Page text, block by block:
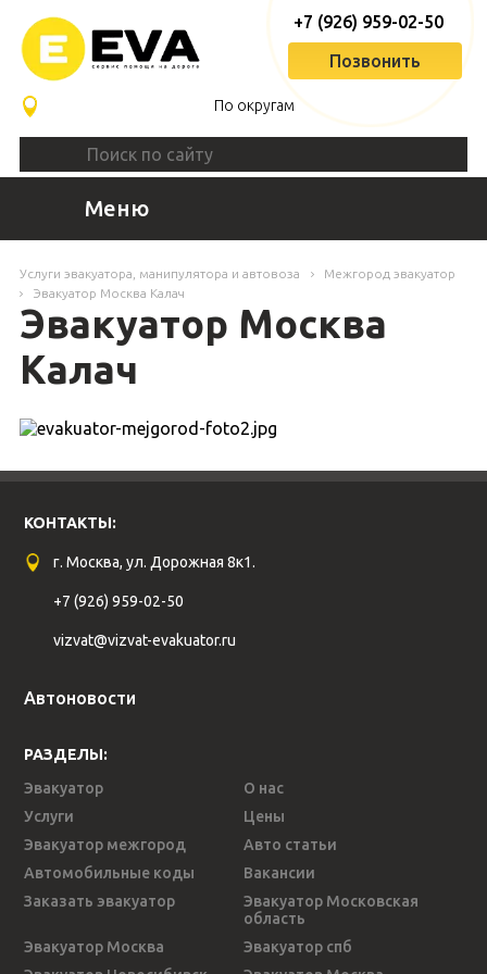
По округам
+7 (926) 959-02-50
Позвонить
Меню
Услуги эвакуатора, манипулятора и автовоза
Межгород эвакуатор
Эвакуатор Москва Калач
Эвакуатор Москва
Калач
КОНТАКТЫ:
г. Москва, ул. Дорожная 8к1.
+7 (926) 959-02-50
vizvat@vizvat-evakuator.ru
Автоновости
РАЗДЕЛЫ:
Эвакуатор
О нас
Услуги
Цены
Эвакуатор межгород
Авто статьи
Автомобильные коды
Вакансии
Заказать эвакуатор
Эвакуатор Московская
область
Эвакуатор Москва
Эвакуатор спб